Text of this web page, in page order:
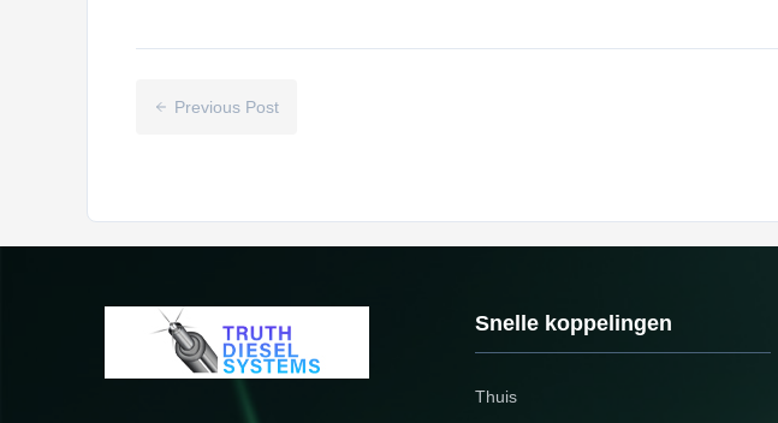
Previous Post
Snelle koppelingen
Thuis